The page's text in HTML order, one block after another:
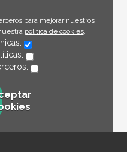
para mejorar nuestros
política de cookies.